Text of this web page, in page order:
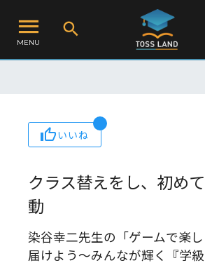
MENU
いいね
クラス替えをし、初め
動
染谷幸二先生の「ゲームで楽
届けよう～みんなが輝く『学